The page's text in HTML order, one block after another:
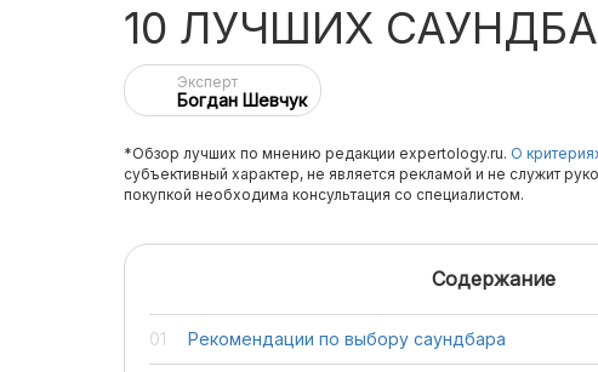
10 ЛУЧШИХ
Эксперт
Богдан Шевчук
*Обзор лучших по мнению редакции expertology.ru. О
субъективный характер, не является рекламой и не служит
покупкой необходима консультация со специалистом.
Содержание
Рекомендации по выбору саундбара